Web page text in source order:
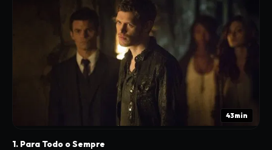
43min
1. Para Todo o Sempre